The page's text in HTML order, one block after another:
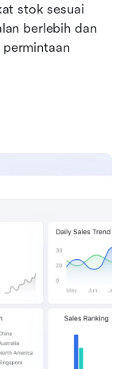
stok sesuai
berlebih dan